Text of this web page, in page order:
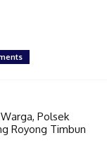
Polsek
Royong Timbun